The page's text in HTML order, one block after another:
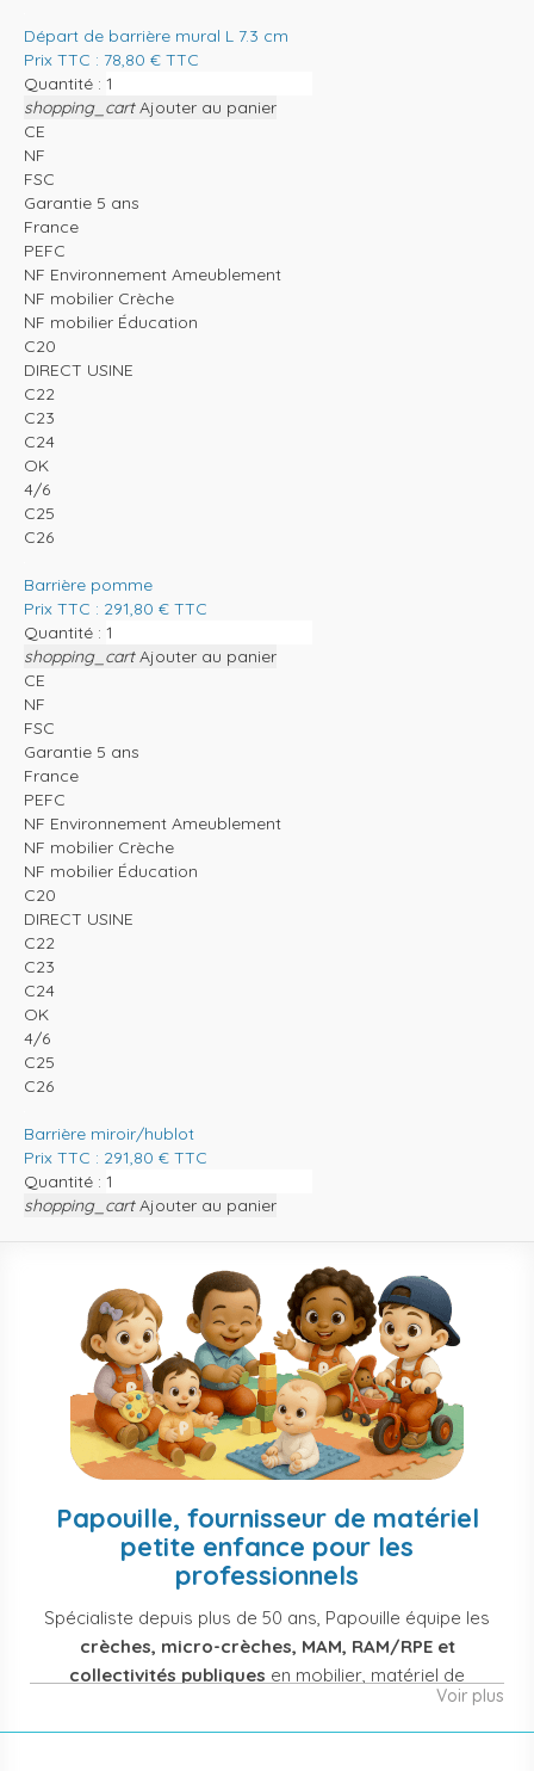
Départ de barrière mural L 7.3 cm
Prix TTC : 78,80 € TTC
Quantité :
shopping_cart Ajouter au panier
CE
NF
FSC
Garantie 5 ans
France
PEFC
NF Environnement Ameublement
NF mobilier Crèche
NF mobilier Éducation
C20
DIRECT USINE
C22
C23
C24
OK
4/6
C25
C26
Barrière pomme
Prix TTC : 291,80 € TTC
Quantité :
shopping_cart Ajouter au panier
CE
NF
FSC
Garantie 5 ans
France
PEFC
NF Environnement Ameublement
NF mobilier Crèche
NF mobilier Éducation
C20
DIRECT USINE
C22
C23
C24
OK
4/6
C25
C26
Barrière miroir/hublot
Prix TTC : 291,80 € TTC
Quantité :
shopping_cart Ajouter au panier
Papouille, fournisseur de matériel
petite enfance pour les
professionnels
Spécialiste depuis plus de 50 ans, Papouille équipe les
crèches, micro-crèches, MAM, RAM/RPE et
collectivités publiques en mobilier, matériel de
puériculture, jouets et équipement pour structures
d'accueil de la petite enfance. Notre offre couvre
Voir plus